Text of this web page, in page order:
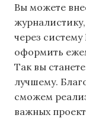
Вы можете
через
оформить
Так вы
лучшему.
сможем
важных